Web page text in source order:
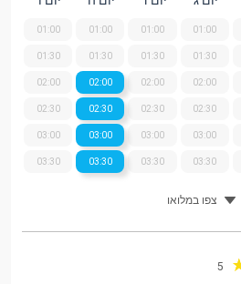
01:00
01:30
02:00
02:30
03:00
03:30
01:00
01:30
02:00
02:30
03:00
03:30
01:00
01:30
02:00
02:30
03:00
03:30
01:00
01:30
02:00
02:30
03:00
03:30
צפו במלואו
5